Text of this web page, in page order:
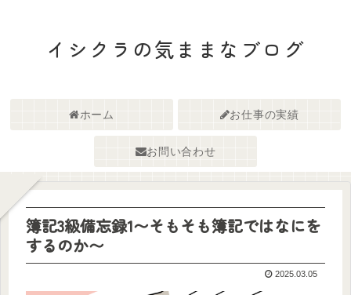
イシクラの気ままなブログ
ホーム お仕事の実績
お問い合わせ
簿記3級備忘録1〜そもそも簿記ではなにを
するのか〜
2025.03.05